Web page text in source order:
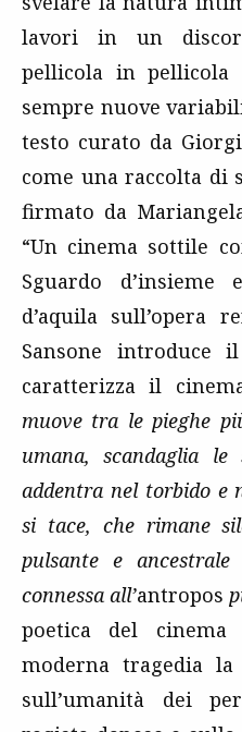
lavori in un
pellicola in pellicola
sempre nuove
testo curato da
come una raccolta
firmato da
“Un cinema sottile
Sguardo
d’aquila sull’opera
Sansone
caratterizza il
muove tra le pieghe
umana, scandaglia
addentra nel torbido e
si tace, che rimane
pulsante e
connessa all’antropos
poetica del
moderna tragedia la
sull’umanità dei